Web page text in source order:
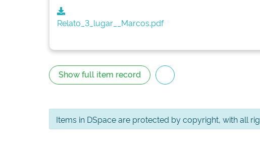
Relato_3_lugar__Marcos.pdf
Show full item record
Items in DSpace are protected by copyright, with all